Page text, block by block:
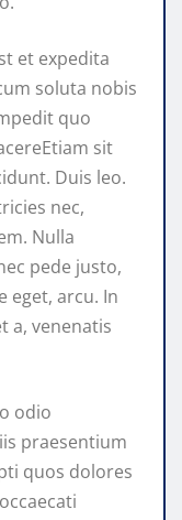
et expedita
soluta nobis
quo
sit
Duis leo.
nec,
Nulla
pede justo,
eget, arcu. In
a, venenatis
odio
praesentium
quos dolores